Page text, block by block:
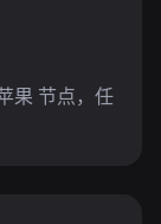
果 节点，任